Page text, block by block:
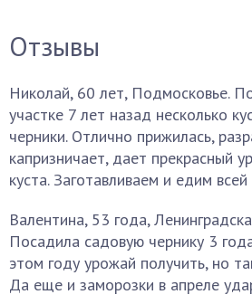
Отзывы
Николай, 60 лет, Подмосковье.
участке 7 лет назад несколько
черники. Отлично прижилась,
капризничает, дает прекрасный
куста. Заготавливаем и едим
Валентина, 53 года,
Посадила садовую чернику 3
этом году урожай получить, но
Да еще и заморозки в апреле